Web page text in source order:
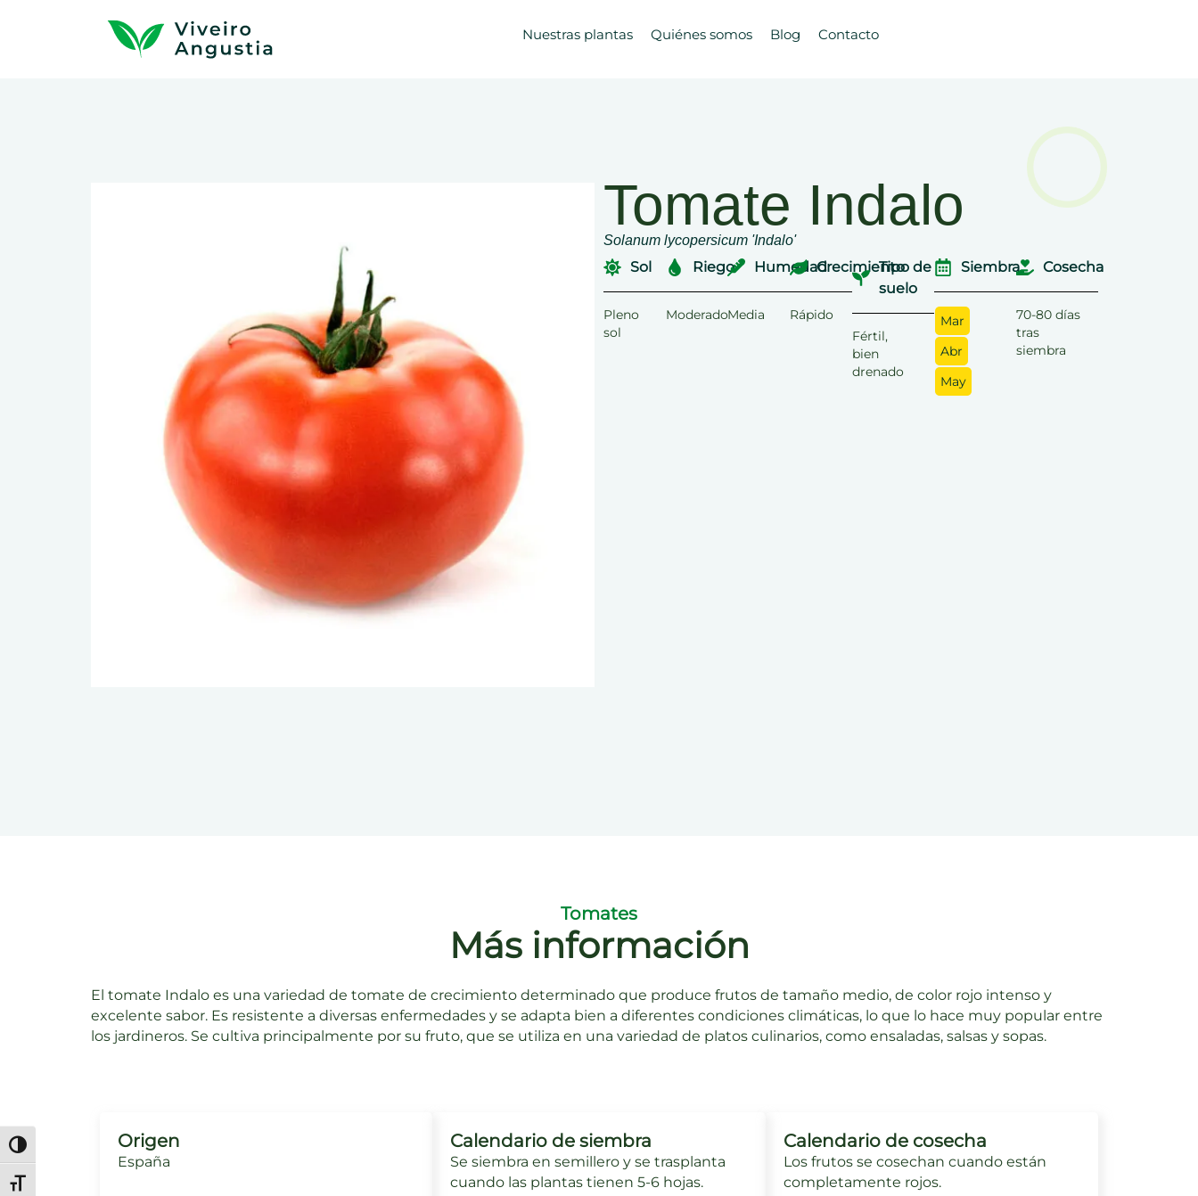
Alternar alto contraste
Alternar tamaño de letra
Nuestras plantas Quiénes somos Blog Contacto
Tomate Indalo
Solanum lycopersicum 'Indalo'
Sol
Pleno
sol
Riego
Moderado
Humedad
Media
Crecimiento
Rápido
Tipo de
suelo
Fértil,
bien
drenado
Siembra
Mar
Abr
May
Cosecha
70-80 días
tras
siembra
Tomates
Más información
El tomate Indalo es una variedad de tomate de crecimiento determinado que produce frutos de tamaño medio, de color rojo intenso y
excelente sabor. Es resistente a diversas enfermedades y se adapta bien a diferentes condiciones climáticas, lo que lo hace muy popular entre
los jardineros. Se cultiva principalmente por su fruto, que se utiliza en una variedad de platos culinarios, como ensaladas, salsas y sopas.
Origen
España
Calendario de siembra
Se siembra en semillero y se trasplanta
cuando las plantas tienen 5-6 hojas.
Calendario de cosecha
Los frutos se cosechan cuando están
completamente rojos.